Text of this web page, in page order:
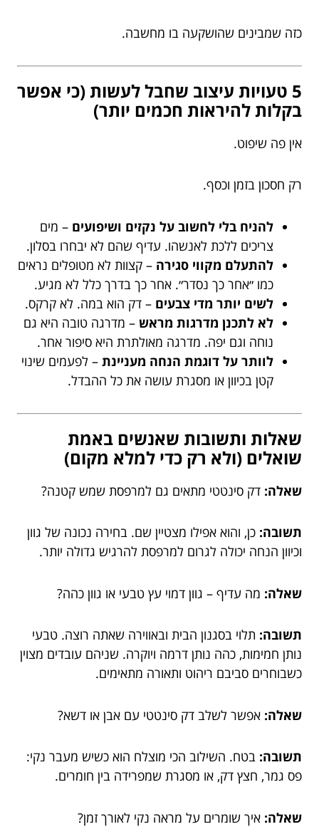
כזה שמבינים שהושקעה בו מחשבה.
5 טעויות עיצוב שחבל לעשות (כי אפשר
בקלות להיראות חכמים יותר)
אין פה שיפוט.
רק חסכון בזמן וכסף.
להניח בלי לחשוב על נקזים ושיפועים – מים
צריכים ללכת לאנשהו. עדיף שהם לא יבחרו בסלון.
להתעלם מקווי סגירה – קצוות לא מטופלים נראים
כמו ״אחר כך נסדר״. אחר כך בדרך כלל לא מגיע.
לשים יותר מדי צבעים – דק הוא במה. לא קרקס.
לא לתכנן מדרגות מראש – מדרגה טובה היא גם
נוחה וגם יפה. מדרגה מאולתרת היא סיפור אחר.
לוותר על דוגמת הנחה מעניינת – לפעמים שינוי
קטן בכיוון או מסגרת עושה את כל ההבדל.
שאלות ותשובות שאנשים באמת
שואלים (ולא רק כדי למלא מקום)
שאלה: דק סינטטי מתאים גם למרפסת שמש קטנה?
תשובה: כן, והוא אפילו מצטיין שם. בחירה נכונה של גוון
וכיוון הנחה יכולה לגרום למרפסת להרגיש גדולה יותר.
שאלה: מה עדיף – גוון דמוי עץ טבעי או גוון כהה?
תשובה: תלוי בסגנון הבית ובאווירה שאתה רוצה. טבעי
נותן חמימות, כהה נותן דרמה ויוקרה. שניהם עובדים מצוין
כשבוחרים סביבם ריהוט ותאורה מתאימים.
שאלה: אפשר לשלב דק סינטטי עם אבן או דשא?
תשובה: בטח. השילוב הכי מוצלח הוא כשיש מעבר נקי:
פס גמר, חצץ דק, או מסגרת שמפרידה בין חומרים.
שאלה: איך שומרים על מראה נקי לאורך זמן?